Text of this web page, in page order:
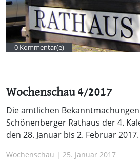
0 Kommentar(e)
Wochenschau 4/2017
Die amtlichen
Schönenberger Rathaus der 4.
den 28. Januar bis 2. Februar 2017.
Wochenschau | 25. Januar 2017